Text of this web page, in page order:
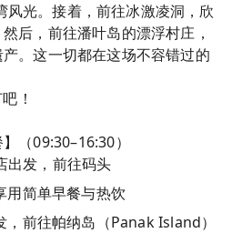
光。接着，前往冰激凌洞，欣
后，前往潘叶岛的漂浮村庄，
。这一切都在这场不容错过的
！
（09:30–16:30）
出发，前往码头
用简单早餐与热饮
前往帕纳岛（Panak Island）